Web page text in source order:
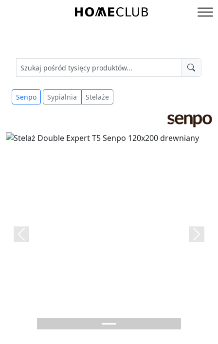
Homeclub
Senpo Sypialnia Stelaże
Previous Next